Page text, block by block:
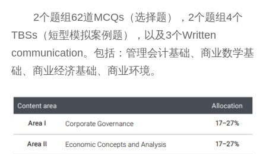
2个题组62道MCQs（选择题），2个题组4个
TBSs（短型模拟案例题），以及3个Written
communication。包括：管理会计基础、商业数学基
础、商业经济基础、商业环境。